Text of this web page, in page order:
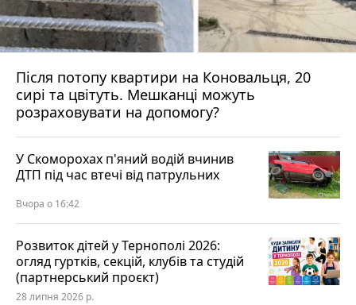
Після потопу квартири на Коновальця, 20
сирі та цвітуть. Мешканці можуть
розраховувати на допомогу?
У Скоморохах п'яний водій вчинив
ДТП під час втечі від патрульних
Вчора о 16:42
Розвиток дітей у Тернополі 2026:
огляд гуртків, секцій, клубів та студій
(партнерський проєкт)
28 липня 2026 р.